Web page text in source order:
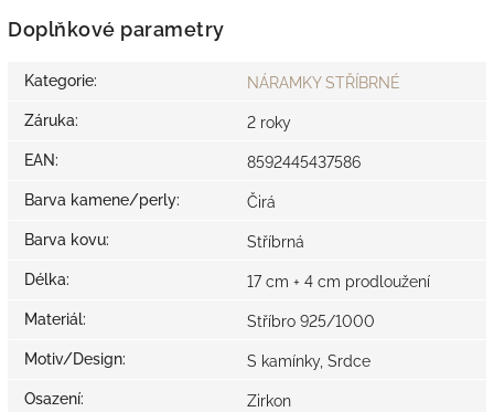
Doplňkové parametry
Kategorie: NÁRAMKY STŘÍBRNÉ
Záruka: 2 roky
EAN: 8592445437586
Barva kamene/perly: Čirá
Barva kovu: Stříbrná
Délka: 17 cm + 4 cm prodloužení
Materiál: Stříbro 925/1000
Motiv/Design: S kamínky, Srdce
Osazení: Zirkon